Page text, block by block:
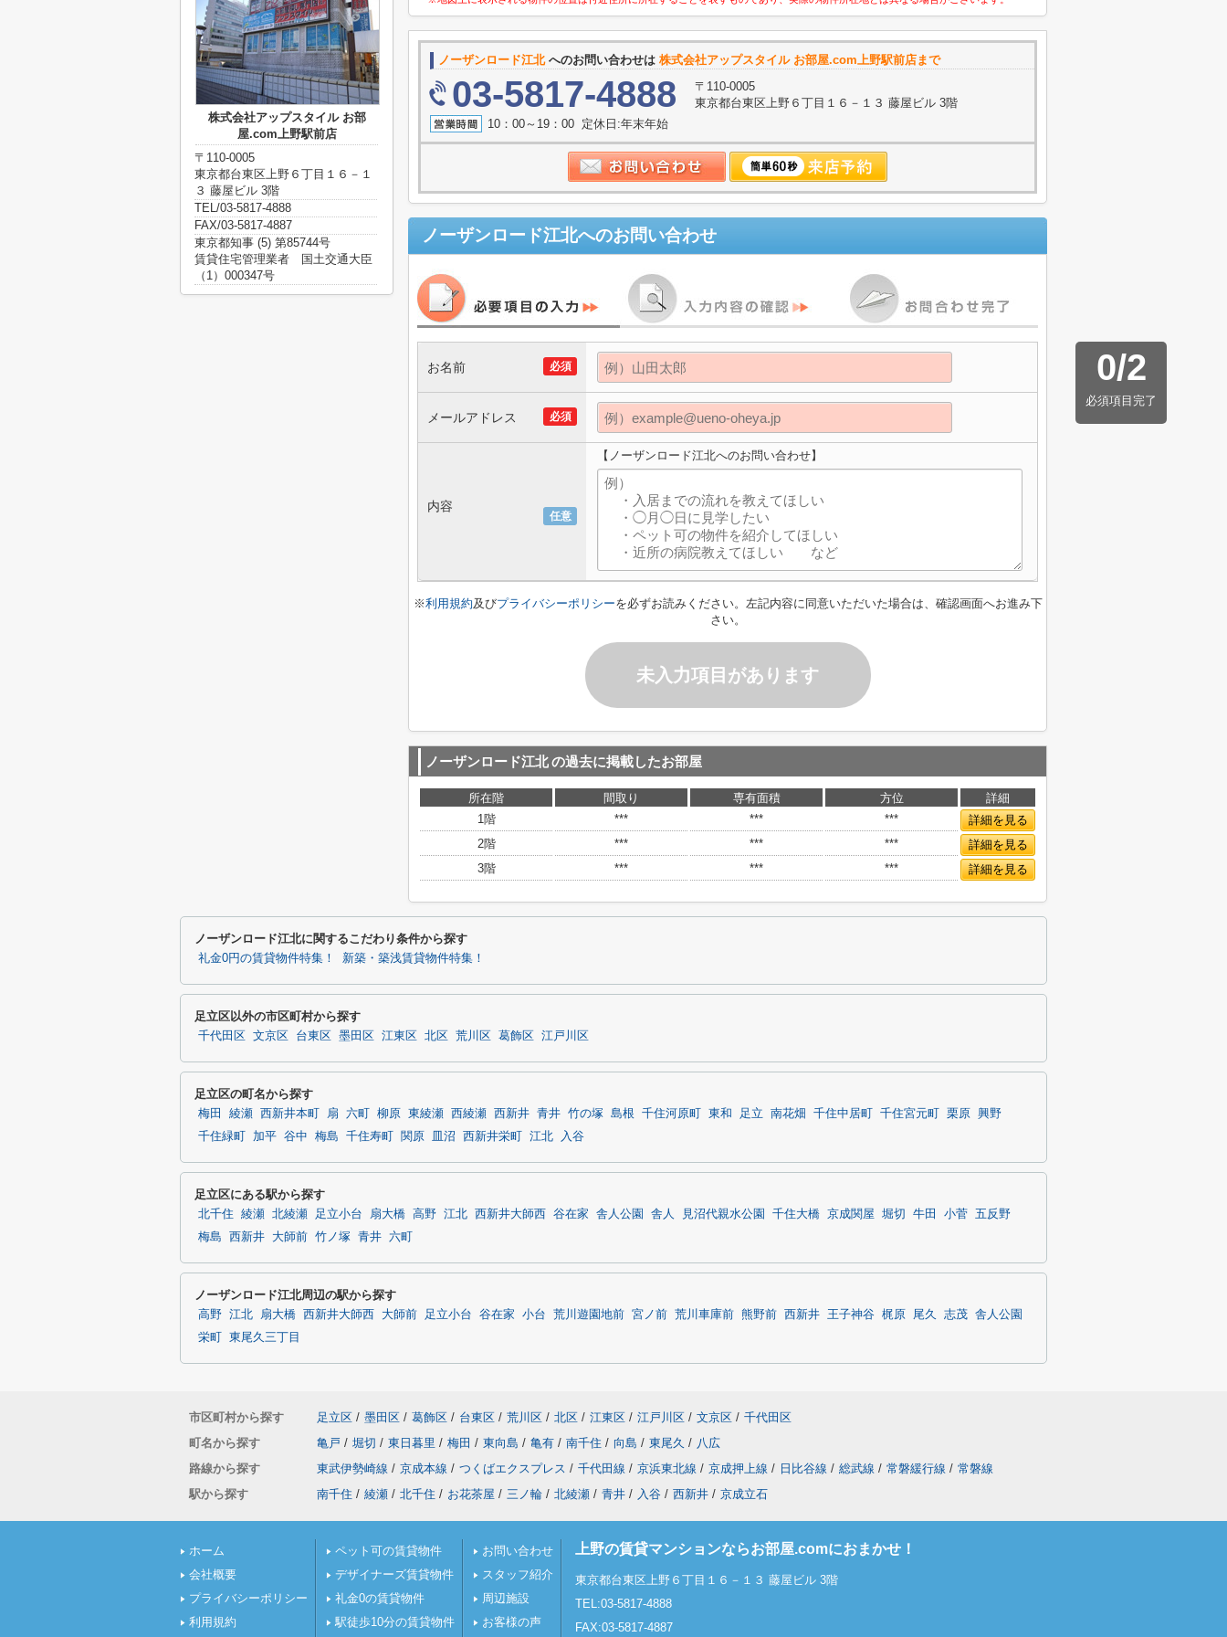
ノーザンロード江北へのお問い合わせは 株式会社アップスタイル お部屋.com上野駅前店まで
03-5817-4888
〒110-0005
東京都台東区上野６丁目１６－１３ 藤屋ビル 3階
10：00～19：00 定休日:年末年始
ノーザンロード江北へのお問い合わせ
0/2
必須項目完了
必須
お名前
必須
メールアドレス
任意
内容
【ノーザンロード江北へのお問い合わせ】
※利用規約及びプライバシーポリシーを必ずお読みください。左記内容に同意いただいた場合は、確認画面へお進み下
さい。
未入力項目があります
ノーザンロード江北の過去に掲載したお部屋
所在階 間取り 専有面積 方位
詳細
1階
*** *** ***
詳細を見る
2階
*** *** ***
詳細を見る
3階
*** *** *** 詳細を見る
株式会社アップスタイル お部
屋.com上野駅前店
〒110-0005
東京都台東区上野６丁目１６－１
３ 藤屋ビル 3階
TEL/03-5817-4888
FAX/03-5817-4887
東京都知事 (5) 第85744号
賃貸住宅管理業者 国土交通大臣
（1）000347号
ノーザンロード江北に関するこだわり条件から探す
礼金0円の賃貸物件特集！ 新築・築浅賃貸物件特集！
足立区以外の市区町村から探す
千代田区 文京区 台東区 墨田区 江東区 北区 荒川区 葛飾区 江戸川区
足立区の町名から探す
梅田 綾瀬 西新井本町 扇 六町 柳原 東綾瀬 西綾瀬 西新井 青井 竹の塚 島根 千住河原町 東和 足立 南花畑 千住中居町 千住宮元町 栗原
興野
千住緑町
加平 谷中 梅島 千住寿町 関原 皿沼 西新井栄町 江北 入谷
足立区にある駅から探す
北千住 綾瀬 北綾瀬 足立小台 扇大橋 高野 江北 西新井大師西 谷在家 舎人公園 舎人 見沼代親水公園 千住大橋 京成関屋 堀切 牛田 小菅 五反野
梅島
西新井 大師前 竹ノ塚 青井 六町
ノーザンロード江北周辺の駅から探す
高野 江北 扇大橋 西新井大師西 大師前 足立小台 谷在家 小台 荒川遊園地前 宮ノ前 荒川車庫前 熊野前 西新井 王子神谷 梶原 尾久 志茂 舎人公園
栄町
東尾久三丁目
市区町村から探す 足立区 / 墨田区 / 葛飾区 / 台東区 / 荒川区 / 北区 / 江東区 / 江戸川区 / 文京区 / 千代田区
町名から探す
亀戸 / 堀切 / 東日暮里 / 梅田 / 東向島 / 亀有 / 南千住 / 向島 / 東尾久 / 八広
路線から探す
東武伊勢崎線 / 京成本線 / つくばエクスプレス / 千代田線 / 京浜東北線 / 京成押上線 / 日比谷線 / 総武線 / 常磐緩行線 / 常磐線
駅から探す
南千住 / 綾瀬 / 北千住 / お花茶屋 / 三ノ輪 / 北綾瀬 / 青井 / 入谷 / 西新井 / 京成立石
ホーム
会社概要
プライバシーポリシー
利用規約
ペット可の賃貸物件
デザイナーズ賃貸物件
礼金0の賃貸物件
駅徒歩10分の賃貸物件
お問い合わせ
スタッフ紹介
周辺施設
お客様の声
上野の賃貸マンションならお部屋.comにおまかせ！
東京都台東区上野６丁目１６－１３ 藤屋ビル 3階
TEL:03-5817-4888
FAX:03-5817-4887